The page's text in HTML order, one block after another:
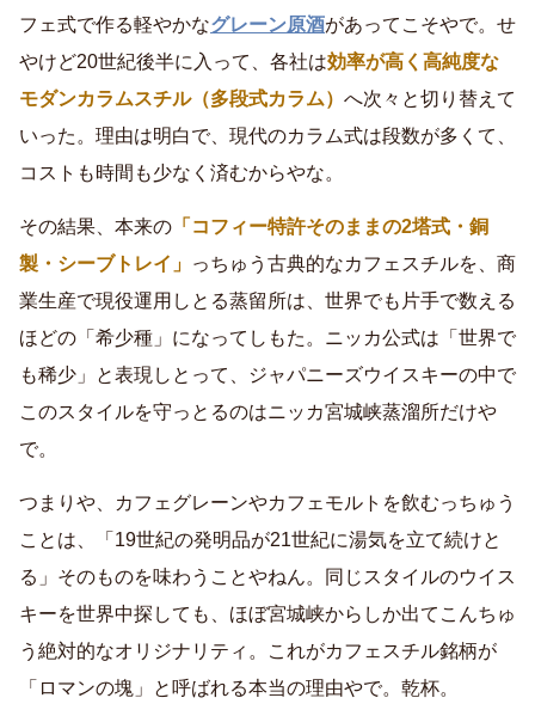
フェ式で作る軽やかなグレーン原酒があってこそやで。せ
やけど20世紀後半に入って、各社は効率が高く高純度な
モダンカラムスチル（多段式カラム） へ次々と切り替えて
いった。理由は明白で、現代のカラム式は段数が多くて、
コストも時間も少なく済むからやな。
その結果、本来の 「コフィー特許そのままの2塔式・銅
製・シーブトレイ」 っちゅう古典的なカフェスチルを、商
業生産で現役運用しとる蒸留所は、世界でも片手で数える
ほどの「希少種」になってしもた。ニッカ公式は「世界で
も稀少」と表現しとって、ジャパニーズウイスキーの中で
このスタイルを守っとるのはニッカ宮城峡蒸溜所だけや
で。
つまりや、カフェグレーンやカフェモルトを飲むっちゅう
ことは、「19世紀の発明品が21世紀に湯気を立て続けと
る」そのものを味わうことやねん。同じスタイルのウイス
キーを世界中探しても、ほぼ宮城峡からしか出てこんちゅ
う絶対的なオリジナリティ。これがカフェスチル銘柄が
「ロマンの塊」と呼ばれる本当の理由やで。乾杯。